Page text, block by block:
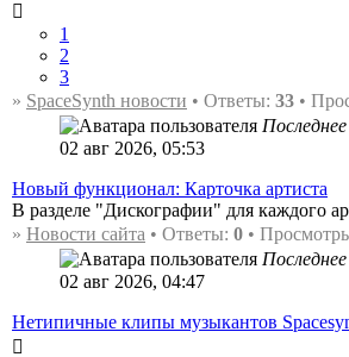
1
2
3
» SpaceSynth новости • Ответы: 33 •
02 авг 2026, 05:53
Новый функционал: Карточка артиста
В разделе "Дискографии" для каждого
» Новости сайта • Ответы: 0 •
02 авг 2026, 04:47
Нетипичные клипы музыкантов